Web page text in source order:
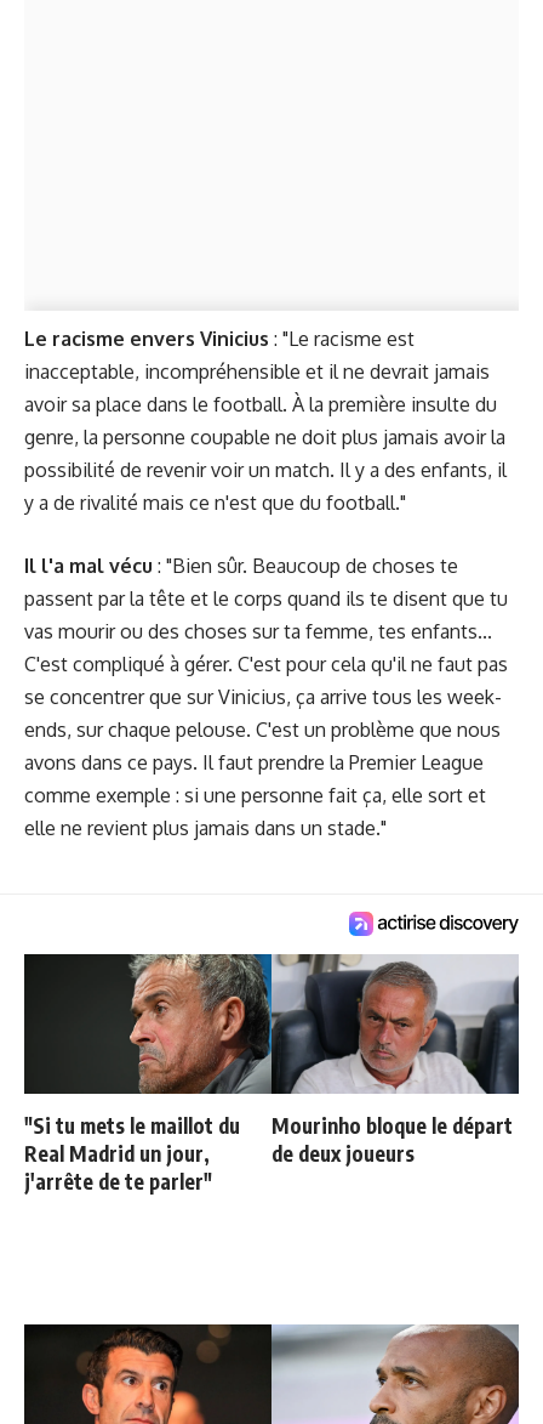
Le racisme envers Vinicius : "Le racisme est
inacceptable, incompréhensible et il ne devrait jamais
avoir sa place dans le football. À la première insulte du
genre, la personne coupable ne doit plus jamais avoir la
possibilité de revenir voir un match. Il y a des enfants, il
y a de rivalité mais ce n'est que du football."
Il l'a mal vécu : "Bien sûr. Beaucoup de choses te
passent par la tête et le corps quand ils te disent que tu
vas mourir ou des choses sur ta femme, tes enfants...
C'est compliqué à gérer. C'est pour cela qu'il ne faut pas
se concentrer que sur Vinicius, ça arrive tous les week-
ends, sur chaque pelouse. C'est un problème que nous
avons dans ce pays. Il faut prendre la Premier League
comme exemple : si une personne fait ça, elle sort et
elle ne revient plus jamais dans un stade."
"Si tu mets le maillot du
Real Madrid un jour,
j'arrête de te parler"
Mourinho bloque le départ
de deux joueurs